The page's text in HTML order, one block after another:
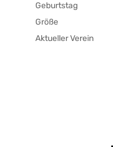
Geburtstag
Größe
Aktueller Verein